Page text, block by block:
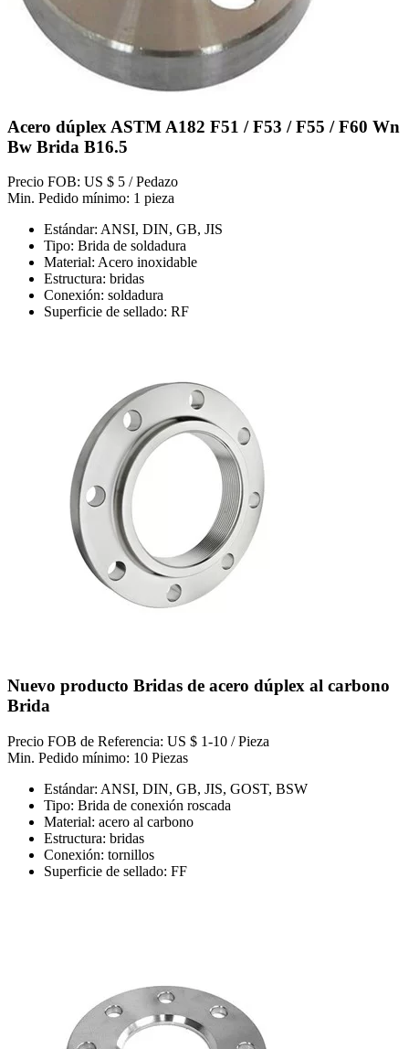
Acero dúplex ASTM A182 F51 / F53 / F55 / F60 Wn
Bw Brida B16.5
Precio FOB: US $ 5 / Pedazo
Min. Pedido mínimo: 1 pieza
Estándar: ANSI, DIN, GB, JIS
Tipo: Brida de soldadura
Material: Acero inoxidable
Estructura: bridas
Conexión: soldadura
Superficie de sellado: RF
Nuevo producto Bridas de acero dúplex al carbono
Brida
Precio FOB de Referencia: US $ 1-10 / Pieza
Min. Pedido mínimo: 10 Piezas
Estándar: ANSI, DIN, GB, JIS, GOST, BSW
Tipo: Brida de conexión roscada
Material: acero al carbono
Estructura: bridas
Conexión: tornillos
Superficie de sellado: FF